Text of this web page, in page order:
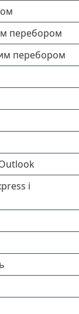
перебором
перебором
і